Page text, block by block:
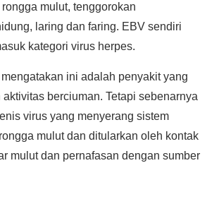
mulut, tenggorokan
laring dan faring. EBV sendiri
kategori virus herpes.
ini adalah penyakit yang
berciuman. Tetapi sebenarnya
virus yang menyerang sistem
mulut dan ditularkan oleh kontak
mulut dan pernafasan dengan sumber